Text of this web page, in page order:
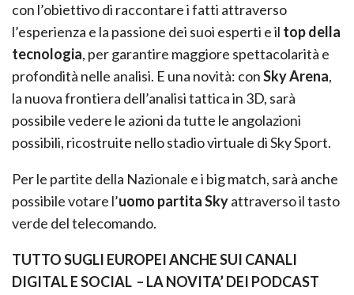
con l’obiettivo di raccontare i fatti attraverso
l’esperienza e la passione dei suoi esperti e il top della
tecnologia, per garantire maggiore spettacolarità e
profondità nelle analisi. E una novità: conSky Arena,
la nuova frontiera dell’analisi tattica in 3D, sarà
possibile vedere le azioni da tutte le angolazioni
possibili, ricostruite nello stadio virtuale di Sky Sport.
Per le partite della Nazionale e i big match, sarà anche
possibile votare l’uomo partita Skyattraverso il tasto
verde del telecomando.
TUTTO SUGLI EUROPEI ANCHE SUI CANALI
DIGITAL E SOCIAL – LA NOVITA’ DEI PODCAST